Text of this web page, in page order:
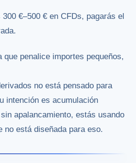
€–500 € en CFDs, pagarás el
que penalice importes pequeños,
no está pensado para
intención es acumulación
apalancamiento, estás usando
no está diseñada para eso.